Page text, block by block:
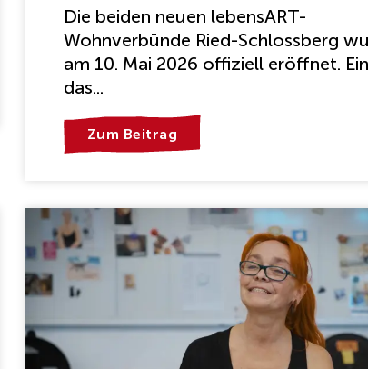
Die beiden neuen lebensART-
Wohnverbünde Ried-Schlossberg
am 10. Mai 2026 offiziell eröffnet.
das...
Zum Beitrag